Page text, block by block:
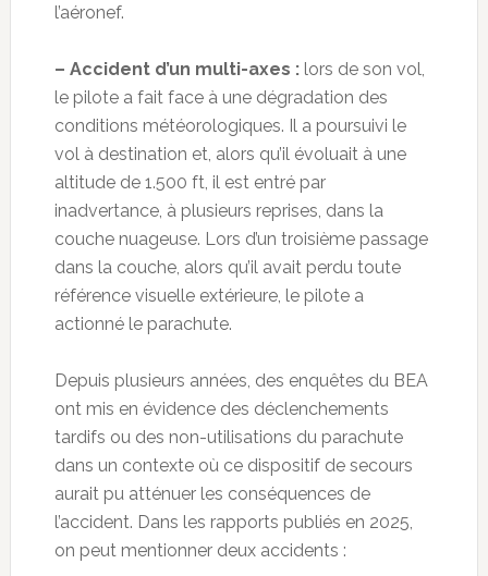
l’aéronef.
– Accident d’un multi-axes : lors de son vol,
le pilote a fait face à une dégradation des
conditions météorologiques. Il a poursuivi le
vol à destination et, alors qu’il évoluait à une
altitude de 1.500 ft, il est entré par
inadvertance, à plusieurs reprises, dans la
couche nuageuse. Lors d’un troisième passage
dans la couche, alors qu’il avait perdu toute
référence visuelle extérieure, le pilote a
actionné le parachute.
Depuis plusieurs années, des enquêtes du BEA
ont mis en évidence des déclenchements
tardifs ou des non-utilisations du parachute
dans un contexte où ce dispositif de secours
aurait pu atténuer les conséquences de
l’accident. Dans les rapports publiés en 2025,
on peut mentionner deux accidents :